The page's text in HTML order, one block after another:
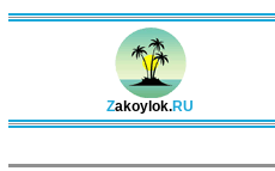
Zakoylok.RU